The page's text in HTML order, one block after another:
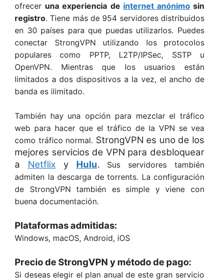
ofrecer una experiencia de internet anónimosin
registro. Tiene más de 954 servidores distribuidos
en 30 países para que puedas utilizarlos. Puedes
conectar StrongVPN utilizando los protocolos
populares como PPTP, L2TP/IPSec, SSTP u
OpenVPN. Mientras que los usuarios están
limitados a dos dispositivos a la vez, el ancho de
banda es ilimitado.
También hay una opción para mezclar el tráfico
web para hacer que el tráfico de la VPN se vea
como tráfico normal. StrongVPN es uno de los
mejores servicios de VPN para desbloquear
a Netflix y Hulu.
Sus servidores también
admiten la descarga de torrents. La configuración
de StrongVPN también es simple y viene con
buena documentación.
Plataformas admitidas:
Windows, macOS, Android, iOS
Precio de StrongVPN y método de pago:
Si deseas elegir el plan anual de este gran servicio